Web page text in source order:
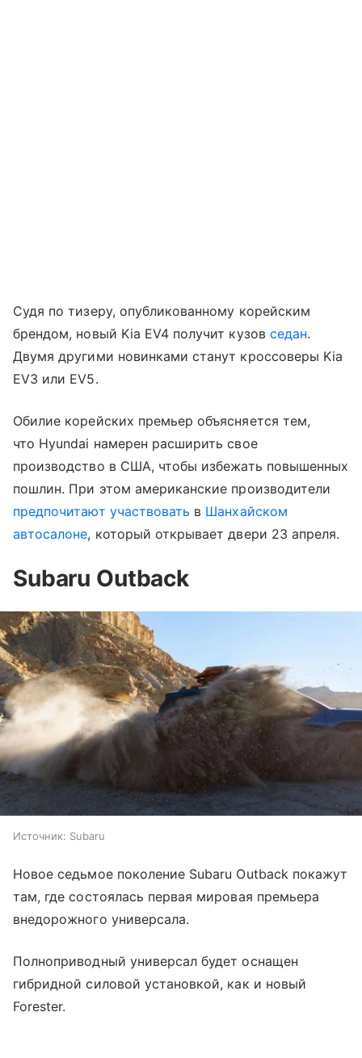
Судя по тизеру, опубликованному корейским
брендом, новый Kia EV4 получит кузов седан.
Двумя другими новинками станут кроссоверы Kia
EV3 или EV5.
Обилие корейских премьер объясняется тем,
что Hyundai намерен расширить свое
производство в США, чтобы избежать повышенных
пошлин. При этом американские производители
предпочитают участвовать в Шанхайском
автосалоне, который открывает двери 23 апреля.
Subaru Outback
Источник: Subaru
Новое седьмое поколение Subaru Outback покажут
там, где состоялась первая мировая премьера
внедорожного универсала.
Полноприводный универсал будет оснащен
гибридной силовой установкой, как и новый
Forester.